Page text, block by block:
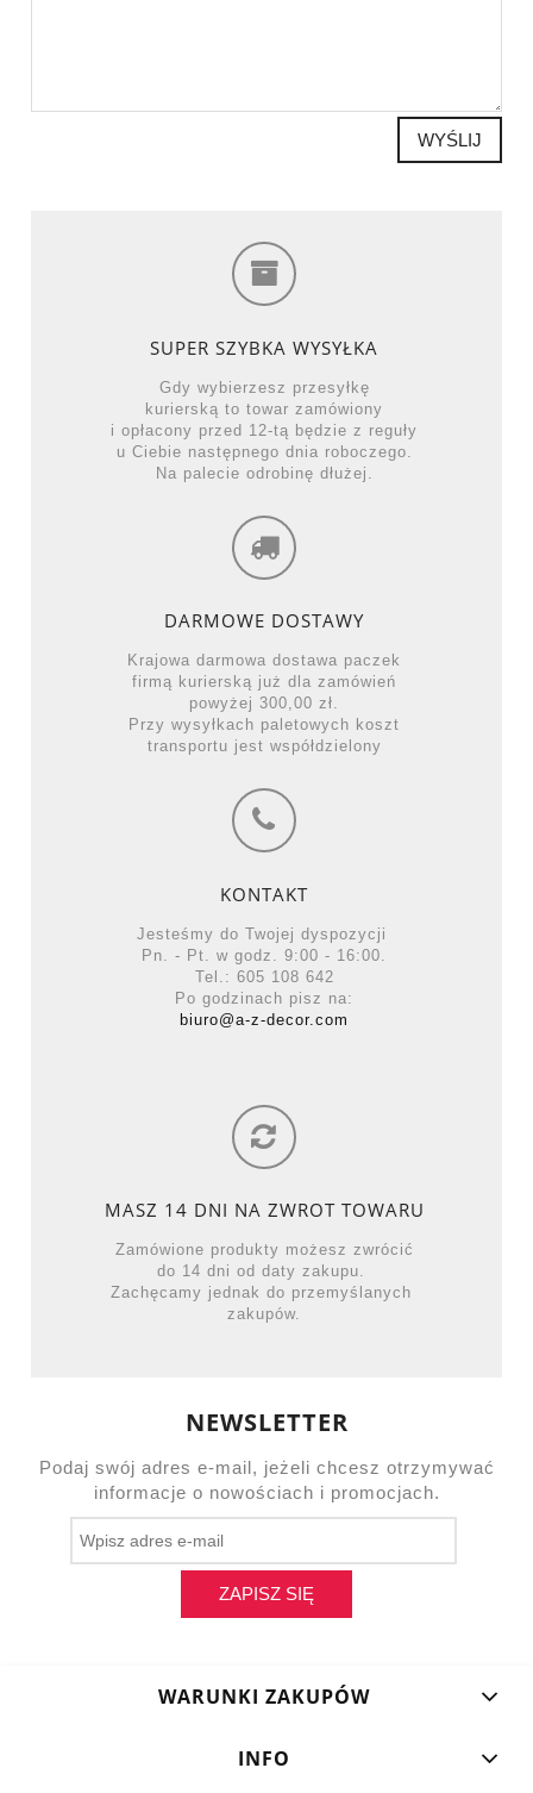
WYŚLIJ
SUPER SZYBKA WYSYŁKA
Gdy wybierzesz przesyłkę
kurierską to towar zamówiony
i opłacony przed 12-tą będzie z reguły
u Ciebie następnego dnia roboczego.
Na palecie odrobinę dłużej.
DARMOWE DOSTAWY
Krajowa darmowa dostawa paczek
firmą kurierską już dla zamówień
powyżej 300,00 zł.
Przy wysyłkach paletowych koszt
transportu jest współdzielony
KONTAKT
Jesteśmy do Twojej dyspozycji
Pn. - Pt. w godz. 9:00 - 16:00.
Tel.: 605 108 642
Po godzinach pisz na:
biuro@a-z-decor.com
MASZ 14 DNI NA ZWROT TOWARU
Zamówione produkty możesz zwrócić
do 14 dni od daty zakupu.
Zachęcamy jednak do przemyślanych
zakupów.
NEWSLETTER
Podaj swój adres e-mail, jeżeli chcesz otrzymywać
informacje o nowościach i promocjach.
ZAPISZ SIĘ
WARUNKI ZAKUPÓW
INFO